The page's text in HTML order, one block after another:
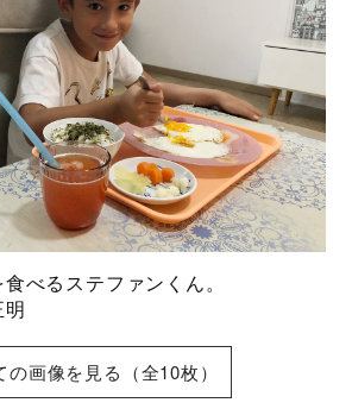
べるステファンくん。
の画像を見る（全10枚）